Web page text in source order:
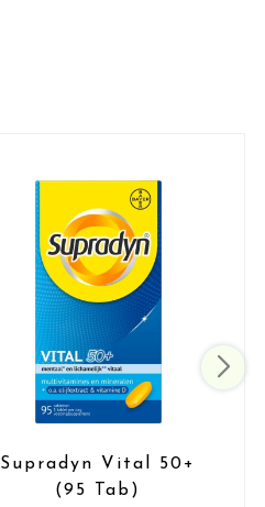
Supradyn Vital 50+
(95 Tab)